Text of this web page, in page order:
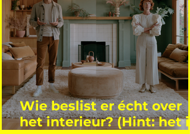
Wie beslist er écht over
het interieur? (Hint: het is